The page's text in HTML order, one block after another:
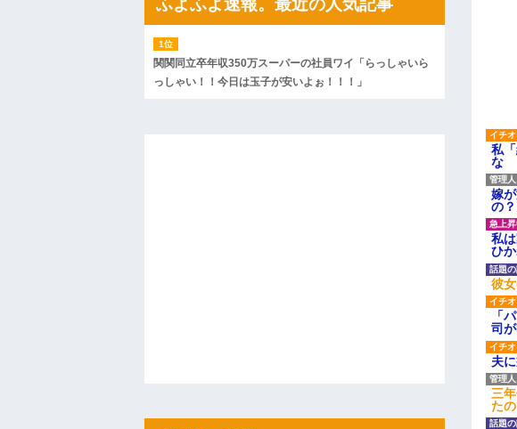
ｗｗｗｗｗｗｗｗｗｗ
【愕然】白のクラウン俺氏、高速道路左車線を制限速度で走っ
wwwwwwwwwwww
百年の恋12-899 食べた量を張り合ってくる
【悲報】佐藤輝明・・・２軍でも盛大にやらかす←あまり悲し
れ
私
な
嫁
の
私
ひ
彼
「
司
夫
三
た
関関同立卒年収350万スーパーの社員ワイ「らっしゃいら
っしゃい！！今日は玉子が安いよぉ！！！」